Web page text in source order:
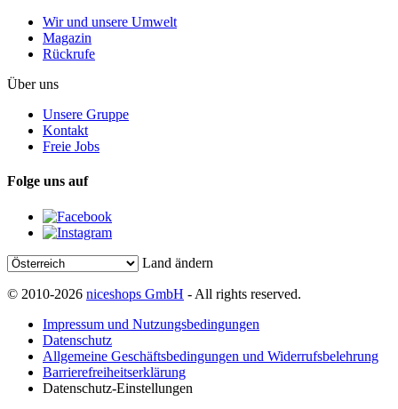
Wir und unsere Umwelt
Magazin
Rückrufe
Über uns
Unsere Gruppe
Kontakt
Freie Jobs
Folge uns auf
Land ändern
© 2010-2026 niceshops GmbH - All rights reserved.
Impressum und Nutzungsbedingungen
Datenschutz
Allgemeine Geschäftsbedingungen und Widerrufsbelehrung
Barrierefreiheitserklärung
Datenschutz-Einstellungen